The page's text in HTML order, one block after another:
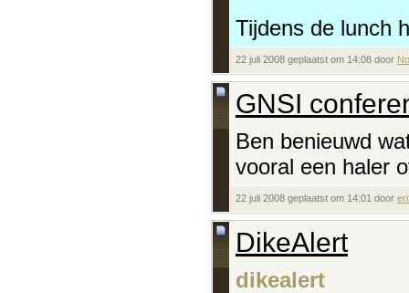
Tijdens de lunch
22 juli 2008 geplaatst om 14:08 door
GNSI
Ben benieuwd
vooral een haler
22 juli 2008 geplaatst om 14:01 door
DikeAlert
dikealert